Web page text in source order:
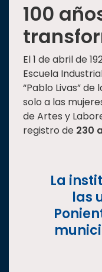
100
El 1 de abril de
Escuela
“Pablo Livas”
solo a las
de Artes y
registro de 230
La
las